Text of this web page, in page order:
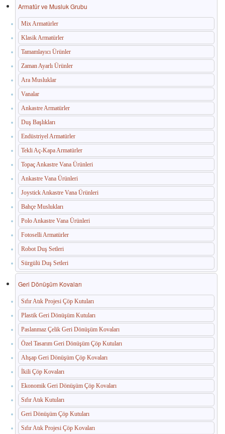
Armatür ve Musluk Grubu
Mix Armatürler
Klasik Armatürler
Tamamlayıcı Ürünler
Zaman Ayarlı Ürünler
Ara Musluklar
Vanalar
Ankastre Armatürler
Duş Başlıkları
Endüstriyel Armatürler
Tekli Aç-Kapa Armatürler
Topaç Ankastre Vana Ürünleri
Ankastre Vana Ürünleri
Joystick Ankastre Vana Ürünleri
Bahçe Muslukları
Polo Ankastre Vana Ürünleri
Fotoselli Armatürler
Robot Duş Setleri
Sürgülü Duş Setleri
Geri Dönüşüm Kovaları
Sıfır Atık Projesi Çöp Kutuları
Plastik Geri Dönüşüm Kutuları
Paslanmaz Çelik Geri Dönüşüm Kovaları
Özel Tasarım Geri Dönüşüm Çöp Kutuları
Ahşap Geri Dönüşüm Çöp Kovaları
İkili Çöp Kovaları
Ekonomik Geri Dönüşüm Çöp Kovaları
Sıfır Atık Kutuları
Geri Dönüşüm Çöp Kutuları
Sıfır Atık Projesi Çöp Kovaları